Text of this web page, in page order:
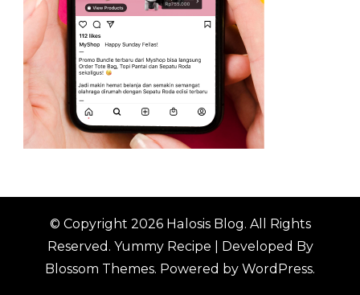
© Copyright 2026 Halosis Blog. All Rights
Reserved. Yummy Recipe | Developed By
Blossom Themes. Powered by WordPress.